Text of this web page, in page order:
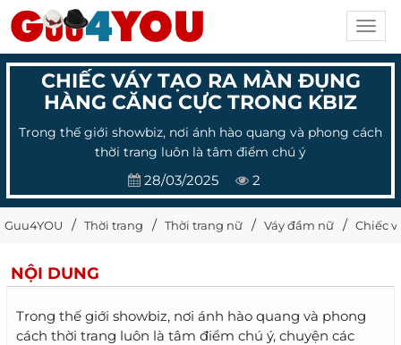
CHIẾC VÁY TẠO RA MÀN ĐỤNG
HÀNG CĂNG CỰC TRONG KBIZ
Trong thế giới showbiz, nơi ánh hào quang và phong cách
thời trang luôn là tâm điểm chú ý
28/03/2025 2
Guu4YOU Thời trang Thời trang nữ Váy đầm nữ Chiếc
NỘI DUNG
Trong thế giới showbiz, nơi ánh hào quang và phong
cách thời trang luôn là tâm điểm chú ý, chuyện các